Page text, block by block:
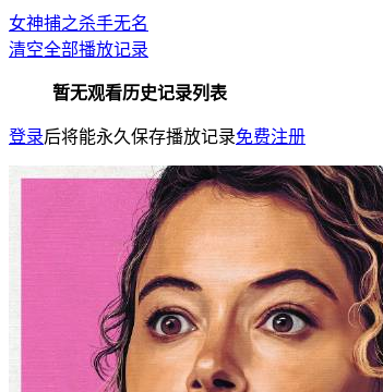
女神捕之杀手无名
清空全部播放记录
暂无观看历史记录列表
登录后将能永久保存播放记录免费注册